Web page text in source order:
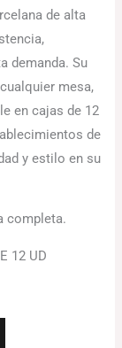
de alta
demanda. Su
mesa,
en cajas de 12
de
y estilo en su
completa.
12 UD